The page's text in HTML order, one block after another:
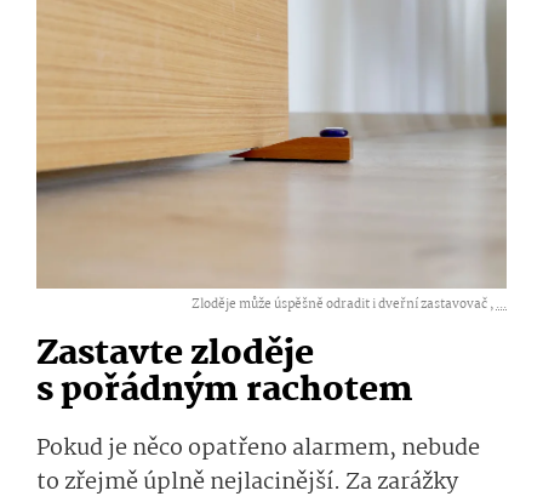
Zloděje může úspěšně odradit i dveřní zastavovač ,...
Zastavte zloděje
s pořádným rachotem
Pokud je něco opatřeno alarmem, nebude
to zřejmě úplně nejlacinější. Za zarážky